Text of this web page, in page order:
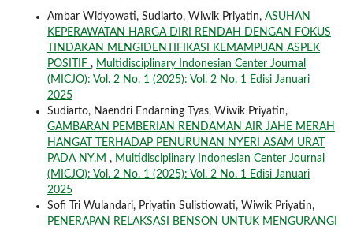
Ambar Widyowati, Sudiarto, Wiwik Priyatin, ASUHAN
KEPERAWATAN HARGA DIRI RENDAH DENGAN FOKUS
TINDAKAN MENGIDENTIFIKASI KEMAMPUAN ASPEK
POSITIF , Multidisciplinary Indonesian Center Journal
(MICJO): Vol. 2 No. 1 (2025): Vol. 2 No. 1 Edisi Januari
2025
Sudiarto, Naendri Endarning Tyas, Wiwik Priyatin,
GAMBARAN PEMBERIAN RENDAMAN AIR JAHE MERAH
HANGAT TERHADAP PENURUNAN NYERI ASAM URAT
PADA NY.M , Multidisciplinary Indonesian Center Journal
(MICJO): Vol. 2 No. 1 (2025): Vol. 2 No. 1 Edisi Januari
2025
Sofi Tri Wulandari, Priyatin Sulistiowati, Wiwik Priyatin,
PENERAPAN RELAKSASI BENSON UNTUK MENGURANGI